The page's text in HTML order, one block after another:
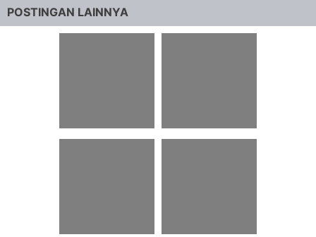
POSTINGAN LAINNYA
91 Contoh Teks
21 Teka Teki Silang